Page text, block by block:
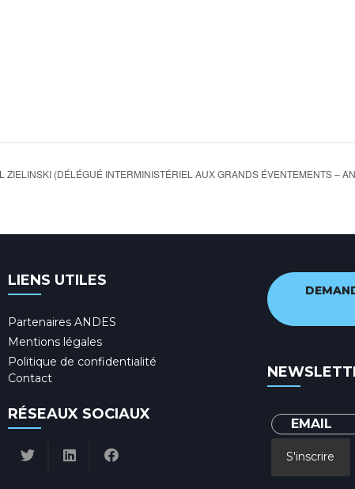
ZIELINSKI (DÉLÉGUÉ INTERMINISTÉRIEL AUX GRANDS ÉVENTEMENTS –
LIENS UTILES
Partenaires ANDES
Mentions légales
Politique de confidentialité
Contact
RÉSEAUX SOCIAUX
S'inscrire